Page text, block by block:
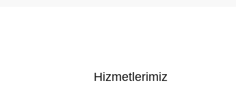
Hizmetlerimiz